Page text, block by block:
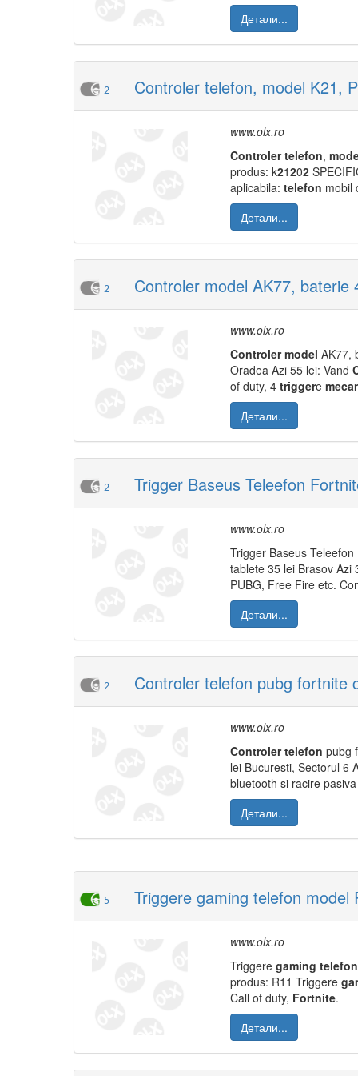
Детали...
2 Controler telefon, model K21,
www.olx.ro
Controler telefon,
produs: k21202
aplicabila: telefon mobil
Детали...
2 Controler model AK77,
www.olx.ro
Controler model AK77,
Oradea Azi 55 lei: Vand
of duty, 4 triggere
Детали...
2 Trigger Baseus Teleefon
www.olx.ro
Trigger Baseus Teleefon
tablete 35 lei Brasov
PUBG, Free Fire etc.
Детали...
2 Controler telefon pubg fortnite
www.olx.ro
Controler telefon pubg
lei Bucuresti, Sectorul 6
bluetooth si racire
Детали...
5 Triggere gaming telefon
www.olx.ro
Triggere gaming telefon
produs: R11 Triggere
Call of duty, Fortnite.
Детали...